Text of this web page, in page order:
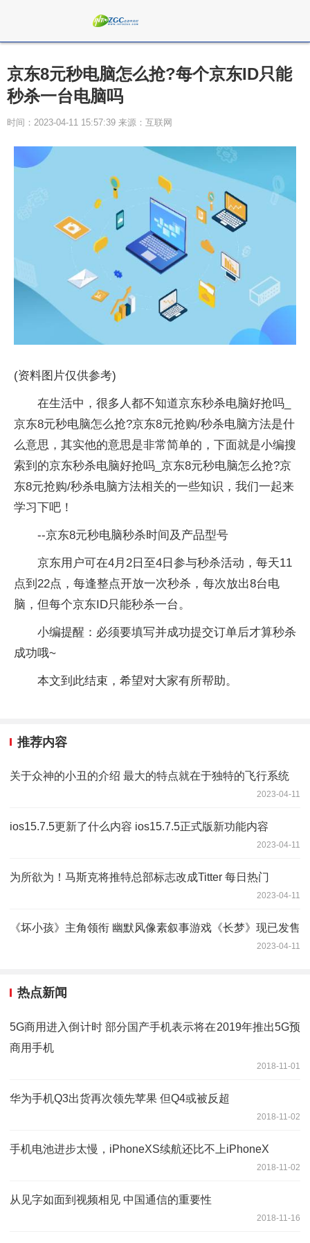
京东8元秒电脑怎么抢?每个京东ID只能
秒杀一台电脑吗
时间：2023-04-11 15:57:39 来源：互联网
(资料图片仅供参考)
在生活中，很多人都不知道京东秒杀电脑好抢吗_
京东8元秒电脑怎么抢?京东8元抢购/秒杀电脑方法是什
么意思，其实他的意思是非常简单的，下面就是小编搜
索到的京东秒杀电脑好抢吗_京东8元秒电脑怎么抢?京
东8元抢购/秒杀电脑方法相关的一些知识，我们一起来
学习下吧！
--京东8元秒电脑秒杀时间及产品型号
京东用户可在4月2日至4日参与秒杀活动，每天11
点到22点，每逢整点开放一次秒杀，每次放出8台电
脑，但每个京东ID只能秒杀一台。
小编提醒：必须要填写并成功提交订单后才算秒杀
成功哦~
本文到此结束，希望对大家有所帮助。
推荐内容
关于众神的小丑的介绍 最大的特点就在于独特的飞行系统
2023-04-11
ios15.7.5更新了什么内容 ios15.7.5正式版新功能内容
2023-04-11
为所欲为！马斯克将推特总部标志改成Titter 每日热门
2023-04-11
《坏小孩》主角领衔 幽默风像素叙事游戏《长梦》现已发售
2023-04-11
热点新闻
5G商用进入倒计时 部分国产手机表示将在2019年推出5G预
商用手机
2018-11-01
华为手机Q3出货再次领先苹果 但Q4或被反超
2018-11-02
手机电池进步太慢，iPhoneXS续航还比不上iPhoneX
2018-11-02
从见字如面到视频相见 中国通信的重要性
2018-11-16